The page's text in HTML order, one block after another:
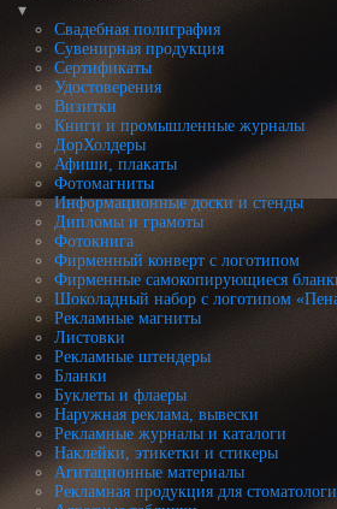
▾
Свадебная полиграфия
Сувенирная продукция
Сертификаты
Удостоверения
Визитки
Книги и промышленные журналы
ДорХолдеры
Афиши, плакаты
Фотомагниты
Информационные доски и стенды
Дипломы и грамоты
Фотокнига
Фирменный конверт с логотипом
Фирменные самокопирующиеся
Шоколадный набор с логотипом
Рекламные магниты
Листовки
Рекламные штендеры
Бланки
Буклеты и флаеры
Наружная реклама, вывески
Рекламные журналы и каталоги
Наклейки, этикетки и стикеры
Агитационные материалы
Рекламная продукция для